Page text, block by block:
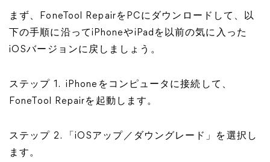
まず、FoneTool RepairをPCにダウンロードして、以
下の手順に沿ってiPhoneやiPadを以前の気に入った
iOSバージョンに戻しましょう。
ステップ 1. iPhoneをコンピュータに接続して、
FoneTool Repairを起動します。
ステップ 2. 「iOSアップ／ダウングレード」を選択し
ます。